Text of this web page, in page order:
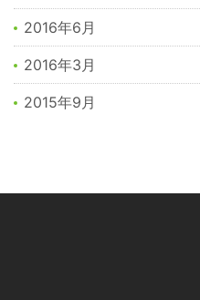
2016年6月
2016年3月
2015年9月